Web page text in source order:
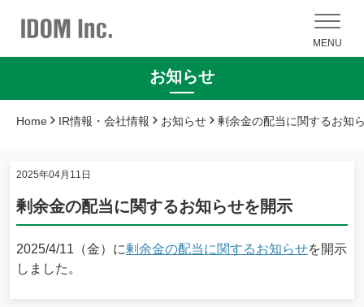
MENU
お知らせ
Home IR情報・会社情報 お知らせ 剰余金の配当に関するお知
2025年04月11日
剰余金の配当に関するお知らせを開示
2025/4/11（金）に剰余金の配当に関するお知らせを開示
しました。